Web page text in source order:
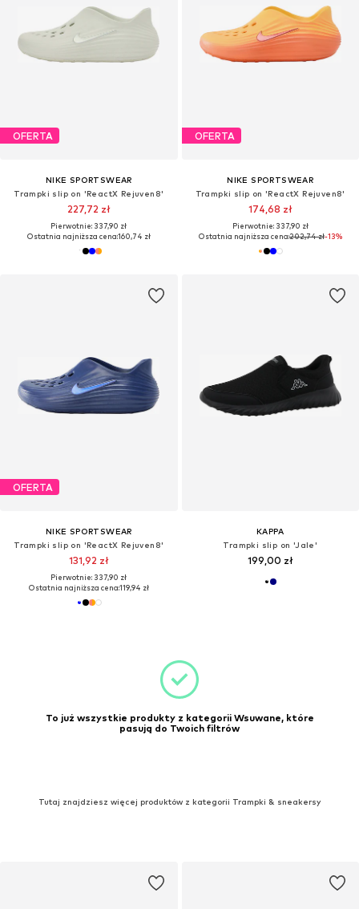
OFERTA
NIKE SPORTSWEAR
Trampki slip on 'ReactX Rejuven8'
227,72 zł
Pierwotnie: 337,90 zł
Ostatnia najniższa cena:160,74 zł
OFERTA
NIKE SPORTSWEAR
Trampki slip on 'ReactX Rejuven8'
174,68 zł
Pierwotnie: 337,90 zł
Ostatnia najniższa cena:202,74 zł-13%
OFERTA
NIKE SPORTSWEAR
Trampki slip on 'ReactX Rejuven8'
131,92 zł
Pierwotnie: 337,90 zł
Ostatnia najniższa cena:119,94 zł
KAPPA
Trampki slip on 'Jale'
199,00 zł
To już wszystkie produkty z kategorii Wsuwane, które
pasują do Twoich filtrów
Tutaj znajdziesz więcej produktów z kategorii Trampki & sneakersy